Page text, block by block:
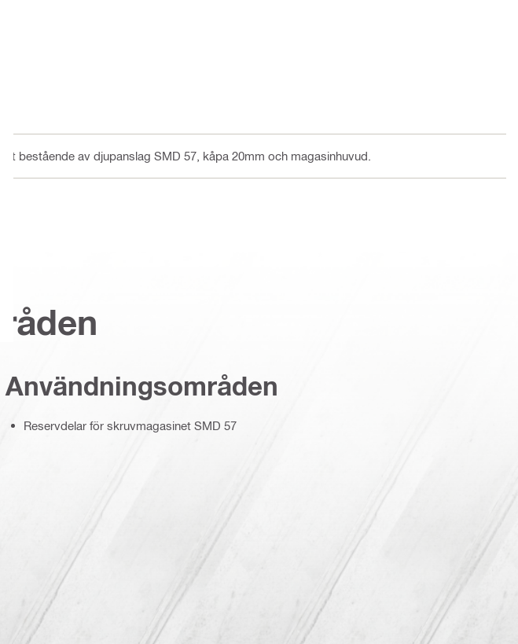
Kit bestående av djupanslag SMD 57, kåpa 20mm och magasinhuvud.
Användningsområden
Reservdelar för skruvmagasinet SMD 57